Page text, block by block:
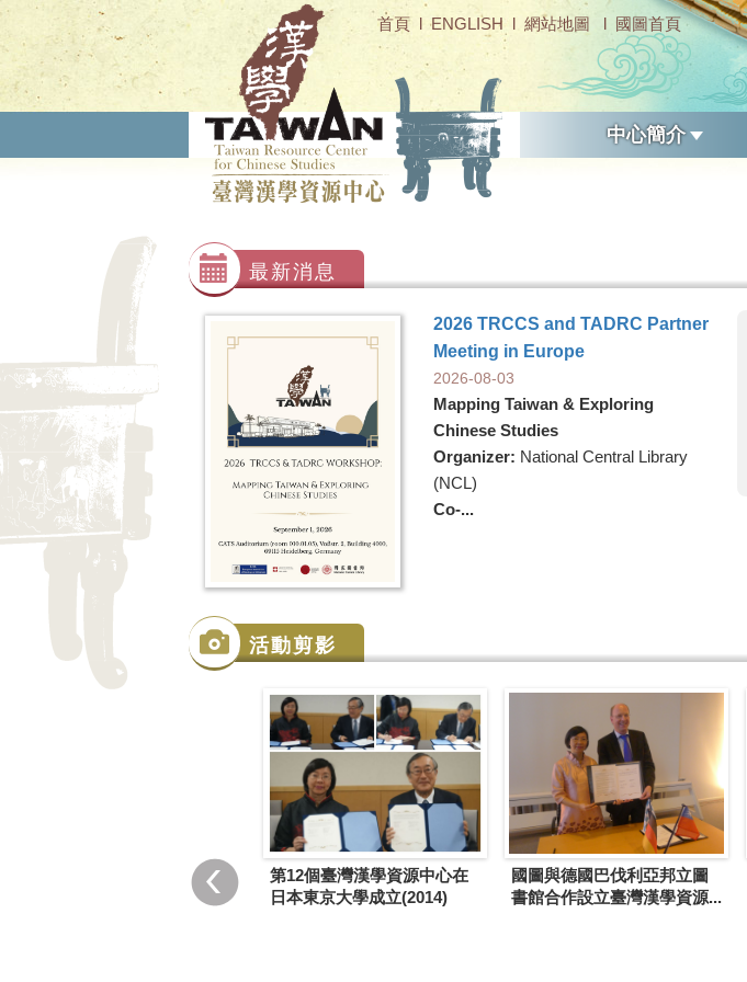
首頁 l ENGLISH l 網站地圖 l 國圖首頁
中心簡介
最新消息
2026 TRCCS and TADRC Partner
Meeting in Europe
2026-08-03
Mapping Taiwan & Exploring
Chinese Studies
Organizer: National Central Library
(NCL)
Co-...
活動剪影
國圖與法國里昂第三大學合
作設立臺灣漢學資源中心
第12個臺灣漢學資源中心在
日本東京大學成立(2014)
國圖與德國巴伐利亞邦立圖
書館合作設立臺灣漢學資源...